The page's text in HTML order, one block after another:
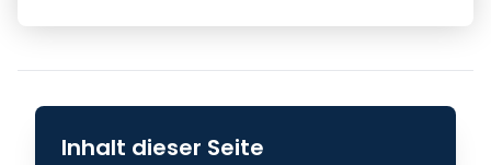
Inhalt dieser Seite